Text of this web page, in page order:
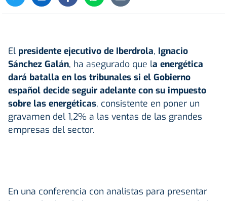
El presidente ejecutivo de Iberdrola, Ignacio
Sánchez Galán, ha asegurado que la energética
dará batalla en los tribunales si el Gobierno
español decide seguir adelante con su impuesto
sobre las energéticas, consistente en poner un
gravamen del 1,2% a las ventas de las grandes
empresas del sector.
En una conferencia con analistas para presentar